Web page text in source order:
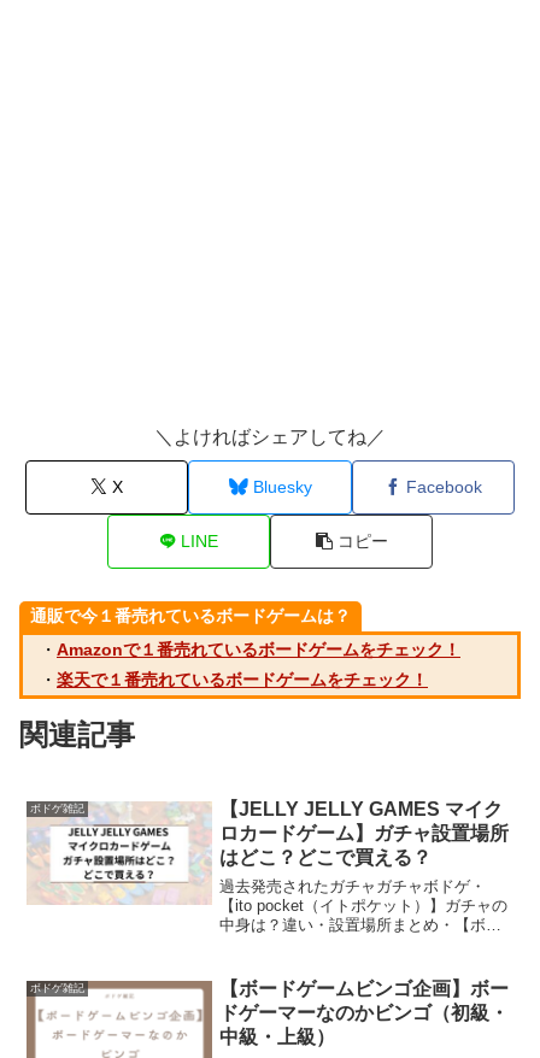
＼よければシェアしてね／
X Bluesky Facebook
LINE コピー
通販で今１番売れているボードゲームは？
・ Amazonで１番売れているボードゲームをチェック！
・ 楽天で１番売れているボードゲームをチェック！
関連記事
ボドゲ雑記
【JELLY JELLY GAMES マイク
ロカードゲーム】ガチャ設置場所
はどこ？どこで買える？
過去発売されたガチャガチャボドゲ・
【ito pocket（イトポケット）】ガチャの
中身は？違い・設置場所まとめ・【ボブ
った今考えたプロポーズの言葉を君に捧
ぐよ。mi...
ボドゲ雑記
【ボードゲームビンゴ企画】ボー
ドゲーマーなのかビンゴ（初級・
中級・上級）